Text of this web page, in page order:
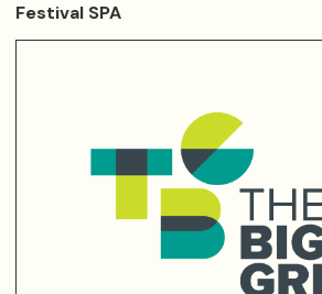
Festival SPA